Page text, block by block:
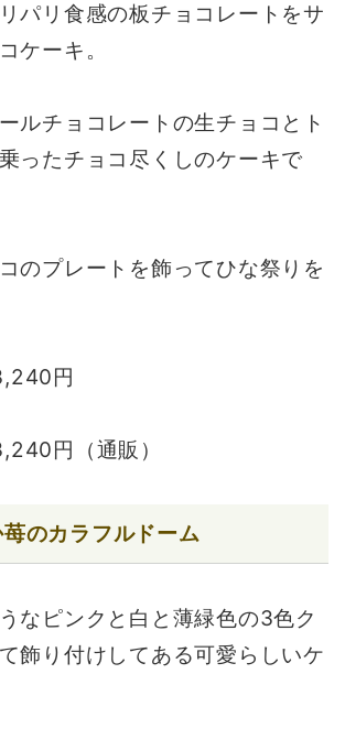
パリ食感の板チョコレートをサ
ケーキ。
ルチョコレートの生チョコとト
ったチョコ尽くしのケーキで
のプレートを飾ってひな祭りを
円
円（通販）
のカラフルドーム
なピンクと白と薄緑色の3色ク
飾り付けしてある可愛らしいケ